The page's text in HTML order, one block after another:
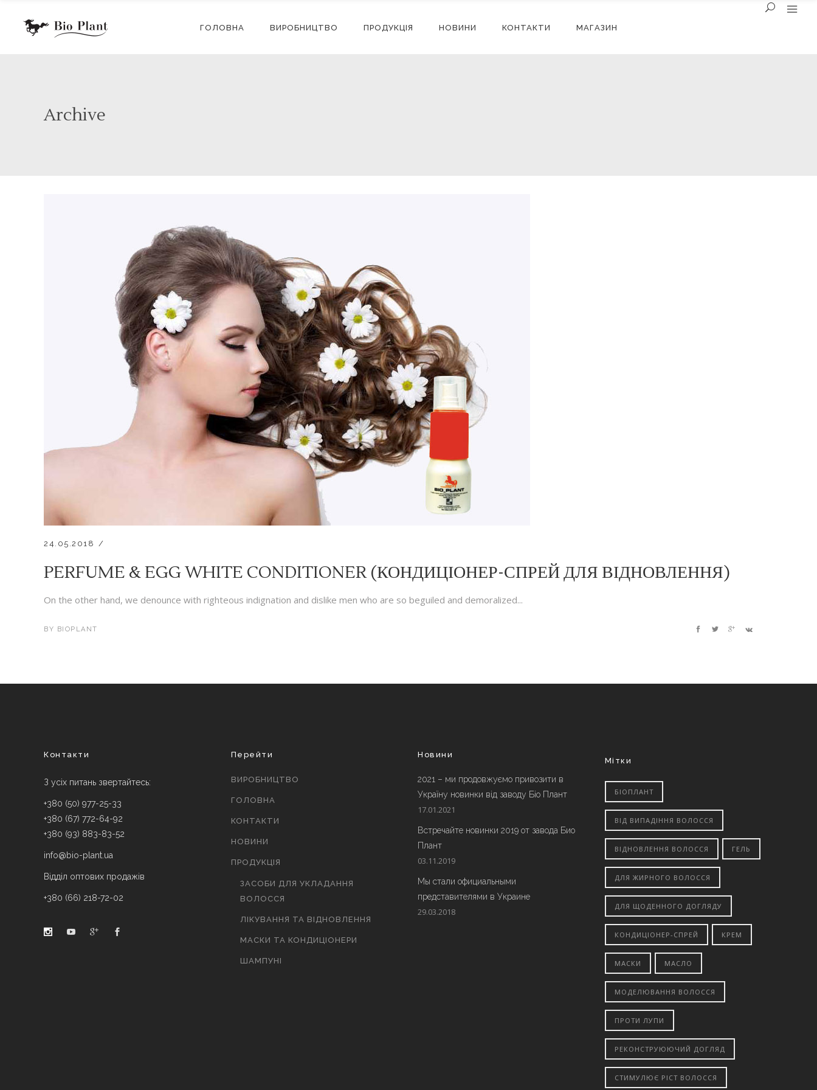
ГОЛОВНА ВИРОБНИЦТВО ПРОДУКЦІЯ НОВИНИ КОНТАКТИ МАГАЗИН
Archive
24.05.2018
PERFUME & EGG WHITE CONDITIONER (КОНДИЦІОНЕР-СПРЕЙ ДЛЯ ВІДНОВЛЕННЯ)
On the other hand, we denounce with righteous indignation and dislike men who are so beguiled and demoralized...
BY BIOPLANT
Контакти
З усіх питань звертайтесь:
+380 (50) 977-25-33
+380 (67) 772-64-92
+380 (93) 883-83-52
info@bio-plant.ua
Відділ оптових продажів
+380 (66) 218-72-02
Перейти
ВИРОБНИЦТВО
ГОЛОВНА
КОНТАКТИ
НОВИНИ
ПРОДУКЦІЯ
ЗАСОБИ ДЛЯ УКЛАДАННЯ
ВОЛОССЯ
ЛІКУВАННЯ ТА ВІДНОВЛЕННЯ
МАСКИ ТА КОНДИЦІОНЕРИ
ШАМПУНІ
Новини
2021 – ми продовжуємо привозити в
Україну новинки від заводу Біо Плант
17.01.2021
Встречайте новинки 2019 от завода Био
Плант
03.11.2019
Мы стали официальными
представителями в Украине
29.03.2018
Мітки
БІОПЛАНТ
ВІД ВИПАДІННЯ ВОЛОССЯ
ВІДНОВЛЕННЯ ВОЛОССЯ ГЕЛЬ
ДЛЯ ЖИРНОГО ВОЛОССЯ
ДЛЯ ЩОДЕННОГО ДОГЛЯДУ
КОНДИЦІОНЕР-СПРЕЙ КРЕМ
МАСКИ МАСЛО
МОДЕЛЮВАННЯ ВОЛОССЯ
ПРОТИ ЛУПИ
РЕКОНСТРУЮЮЧИЙ ДОГЛЯД
СТИМУЛЮЄ РІСТ ВОЛОССЯ